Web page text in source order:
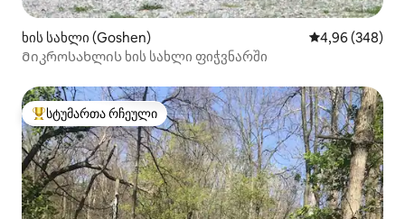
ხის სახლი (Goshen) საშუალო
4,96 (348)
Მიკროსახლის ხის სახლი ფიჭვნარში
სტუმართა რჩეული მოწინავე ვარიანტი
სტუმართა რჩეული